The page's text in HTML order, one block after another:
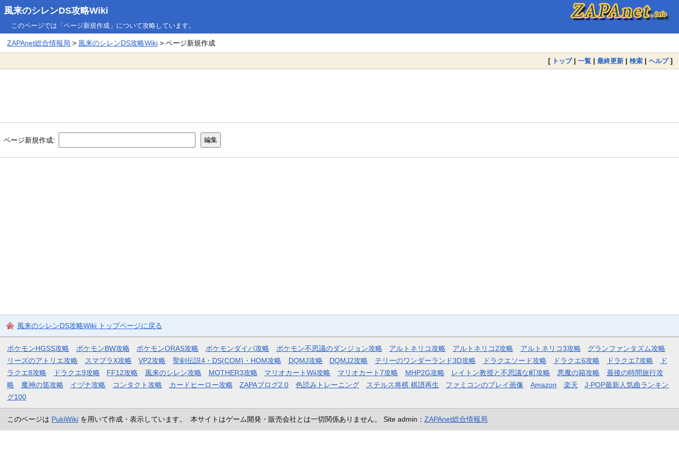
風来のシレンDS攻略Wiki
このページでは「ページ新規作成」について攻略しています。
ZAPAnet総合情報局 > 風来のシレンDS攻略Wiki > ページ新規作成
[ トップ| 一覧 | 最終更新 | 検索 | ヘルプ]
ページ新規作成:
風来のシレンDS攻略Wiki トップページに戻る
ポケモンHGSS攻略 ポケモンBW攻略 ポケモンORAS攻略 ポケモンダイパ攻略 ポケモン不思議のダンジョン攻略 アルトネリコ攻略 アルトネリコ2攻略 アルトネリコ3攻略
グランファンタズム攻略
リーズのアトリエ攻略
スマブラX攻略 VP2攻略 聖剣伝説4・DS(COM)・HOM攻略 DQMJ攻略 DQMJ2攻略 テリーのワンダーランド3D攻略 ドラクエソード攻略 ドラクエ6攻略 ドラクエ7攻略
ド
ラクエ8攻略
ドラクエ9攻略 FF12攻略 風来のシレン攻略 MOTHER3攻略 マリオカートWii攻略 マリオカート7攻略 MHP2G攻略 レイトン教授と不思議な町攻略 悪魔の箱攻略
最後の時間旅行攻
略
魔神の笛攻略 イヅナ攻略 コンタクト攻略 カードヒーロー攻略 ZAPAブログ2.0 色読みトレーニング ステルス将棋 棋譜再生 ファミコンのプレイ画像 Amazon 楽天
J-POP最新人気曲ランキン
グ100
このページは PukiWikiを用いて作成・表示しています。 本サイトはゲーム開発・販売会社とは一切関係ありません。 Site admin： ZAPAnet総合情報局